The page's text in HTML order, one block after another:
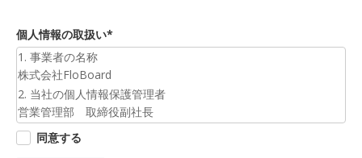
個人情報の取扱い*
1. 事業者の名称
株式会社FloBoard
2. 当社の個人情報保護管理者
営業管理部 取締役副社長
3. 個人情報の利用目的
お預かりした個人情報は、お問合せへの対応のために利用いた
同意する